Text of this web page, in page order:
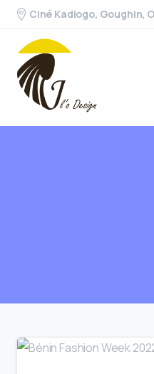
Ciné Kadiogo, Goughin,